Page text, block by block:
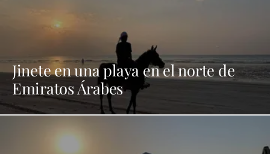
Jinete en una playa en el norte de
Emiratos Árabes